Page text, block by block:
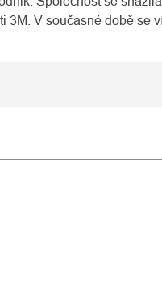
V současné době se